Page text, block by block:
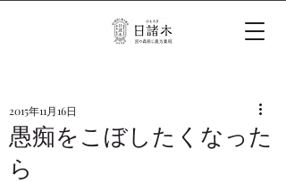
愚痴をこぼしたくなった
ら
2015年11月16日